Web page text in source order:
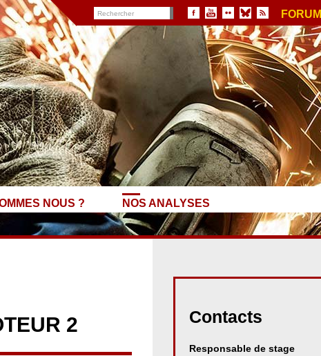
FORUM
NOUS ? NOS ANALYSES
2
Contacts
Responsable de stage